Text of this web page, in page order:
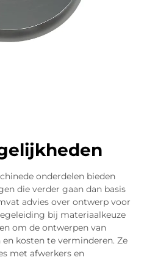
onderdelen bieden
die verder gaan dan basis
advies over ontwerp voor
bij materiaalkeuze
om de ontwerpen van
kosten te verminderen. Ze
met afwerkers en